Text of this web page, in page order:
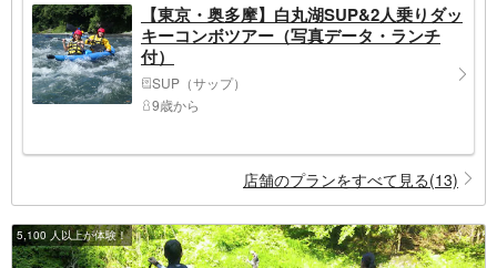
【東京・奥多摩】白丸湖SUP&2人乗りダッ
キーコンボツアー（写真データ・ランチ
付）
SUP（サップ）
9歳から
店舗のプランをすべて見る(13)
5,100 人以上が体験！